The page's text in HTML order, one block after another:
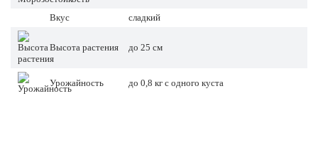
Вкус сладкий
Высота растения до 25 см
Урожайность до 0,8 кг с одного куста